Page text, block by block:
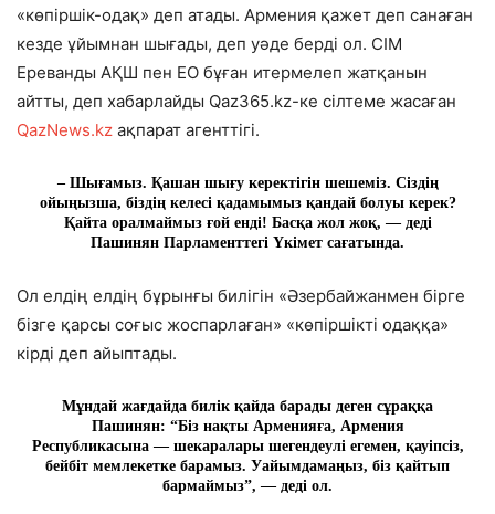
«көпіршік-одақ» деп атады. Армения қажет деп санаған
кезде ұйымнан шығады, деп уәде берді ол. СІМ
Ереванды АҚШ пен ЕО бұған итермелеп жатқанын
айтты, деп хабарлайды Qaz365.kz-ке сілтеме жасаған
QazNews.kz ақпарат агенттігі.
– Шығамыз. Қашан шығу керектігін шешеміз. Сіздің
ойыңызша, біздің келесі қадамымыз қандай болуы керек?
Қайта оралмаймыз ғой енді! Басқа жол жоқ, — деді
Пашинян Парламенттегі Үкімет сағатында.
Ол елдің елдің бұрынғы билігін «Әзербайжанмен бірге
бізге қарсы соғыс жоспарлаған» «көпіршікті одаққа»
кірді деп айыптады.
Мұндай жағдайда билік қайда барады деген сұраққа
Пашинян: “Біз нақты Арменияға, Армения
Республикасына — шекаралары шегендеулі егемен, қауіпсіз,
бейбіт мемлекетке барамыз. Уайымдамаңыз, біз қайтып
бармаймыз”, — деді ол.